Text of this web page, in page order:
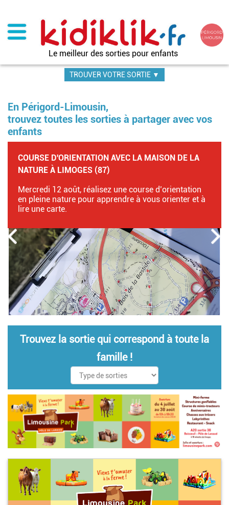
contenu
principal
Le meilleur des sorties pour enfants
TROUVER VOTRE SORTIE ▼
En Périgord-Limousin,
trouvez toutes les sorties à partager avec vos
enfants
COURSE D'ORIENTATION AVEC LA MAISON DE LA
NATURE À LIMOGES (87)
Mercredi 12 août, réalisez une course d’orientation
en pleine nature pour apprendre à vous orienter et à
lire une carte.
Trouvez la sortie qui correspond à toute la
famille !